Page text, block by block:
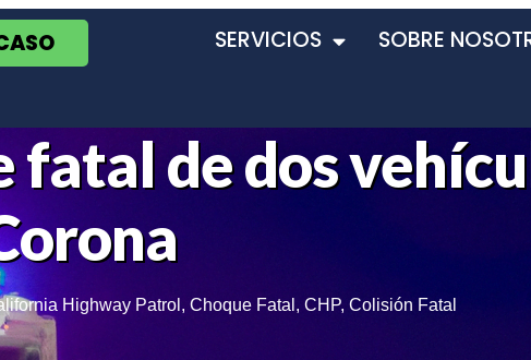
SERVICIOS SOBRE
fatal de dos
Highway Patrol , Choque Fatal , CHP, Colisión Fatal